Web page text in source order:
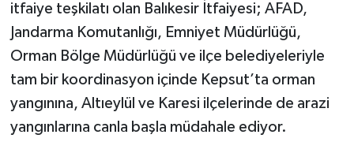
itfaiye teşkilatı olan Balıkesir İtfaiyesi; AFAD,
Jandarma Komutanlığı, Emniyet Müdürlüğü,
Orman Bölge Müdürlüğü ve ilçe belediyeleriyle
tam bir koordinasyon içinde Kepsut’ta orman
yangınına, Altıeylül ve Karesi ilçelerinde de arazi
yangınlarına canla başla müdahale ediyor.